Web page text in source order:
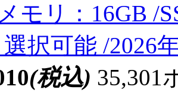
モリ：16GB /
択可能 /2026
(税込) 35,301